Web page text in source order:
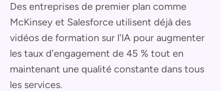
Des entreprises de premier plan comme
McKinsey et Salesforce utilisent déjà des
vidéos de formation sur l'IA pour augmenter
les taux d'engagement de 45 % tout en
maintenant une qualité constante dans tous
les services.